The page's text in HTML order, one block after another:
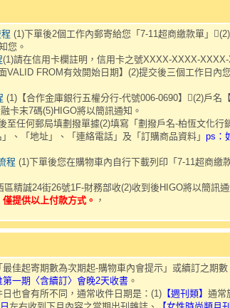
(1)下單後2個工作內郵寄給您「7-11超商繳款單」
您。
(1)請在信用卡欄註明，信用卡之號XXXX-XXXX-
VALID FROM有效開始日期】(2)提交後三個工作日內
(1)【合作金庫銀行五權分行-代號006-0690】(2)戶名
卡末7碼(5)HIGO將以簡訊通知。
至任何郵局填劃撥單據(2)填寫「劃撥戶名-柏恆文化行
、「地址」、「連絡電話」及「訂購商品資料」 ps：
程 (1)下單後您在購物車內自行下載列印「7-11超商繳
區精誠24街26號1F-財務部收(2)收到後HIGO將以簡訊通
提供以上付款方式。 ，
佳起寄期數為次期起-購物車內會提示」或續訂之期
第一期〈含續訂〉會晚2天收書。
也會有所不同，通常收件日期是：(1)【週刊類】 通常